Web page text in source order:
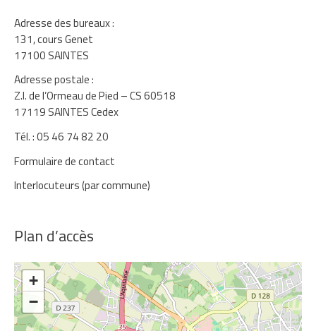
Adresse des bureaux :
131, cours Genet
17100 SAINTES
Adresse postale :
Z.I. de l’Ormeau de Pied – CS 60518
17119 SAINTES Cedex
Tél. : 05 46 74 82 20
Formulaire de contact
Interlocuteurs (par commune)
Plan d’accès
+
−